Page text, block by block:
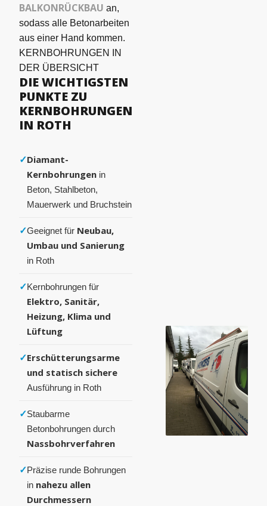
BALKONRÜCKBAU an,
sodass alle Betonarbeiten
aus einer Hand kommen.
KERNBOHRUNGEN IN
DER ÜBERSICHT
DIE WICHTIGSTEN
PUNKTE ZU
KERNBOHRUNGEN
IN ROTH
✓Diamant-
Kernbohrungen in
Beton, Stahlbeton,
Mauerwerk und Bruchstein
✓Geeignet für Neubau,
Umbau und Sanierung
in Roth
✓Kernbohrungen für
Elektro, Sanitär,
Heizung, Klima und
Lüftung
✓Erschütterungsarme
und statisch sichere
Ausführung in Roth
✓Staubarme
Betonbohrungen durch
Nassbohrverfahren
✓Präzise runde Bohrungen
in nahezu allen
Durchmessern